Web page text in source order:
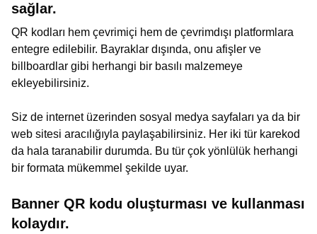
sağlar.
QR kodları hem çevrimiçi hem de çevrimdışı platformlara
entegre edilebilir. Bayraklar dışında, onu afişler ve
billboardlar gibi herhangi bir basılı malzemeye
ekleyebilirsiniz.
Siz de internet üzerinden sosyal medya sayfaları ya da bir
web sitesi aracılığıyla paylaşabilirsiniz. Her iki tür karekod
da hala taranabilir durumda. Bu tür çok yönlülük herhangi
bir formata mükemmel şekilde uyar.
Banner QR kodu oluşturması ve kullanması
kolaydır.